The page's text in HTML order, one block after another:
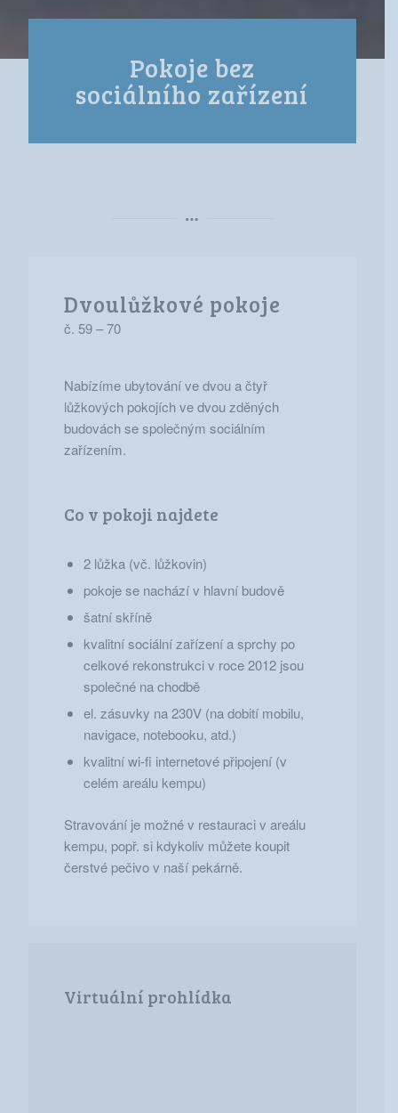
Pokoje bez
sociálního zařízení
Dvoulůžkové pokoje
č. 59 – 70
Nabízíme ubytování ve dvou a čtyř
lůžkových pokojích ve dvou zděných
budovách se společným sociálním
zařízením.
Co v pokoji najdete
2 lůžka (vč. lůžkovin)
pokoje se nachází v hlavní budově
šatní skříně
kvalitní sociální zařízení a sprchy po
celkové rekonstrukci v roce 2012 jsou
společné na chodbě
el. zásuvky na 230V (na dobití mobilu,
navigace, notebooku, atd.)
kvalitní wi-fi internetové připojení (v
celém areálu kempu)
Stravování je možné v restauraci v areálu
kempu, popř. si kdykoliv můžete koupit
čerstvé pečivo v naší pekárně.
Virtuální prohlídka